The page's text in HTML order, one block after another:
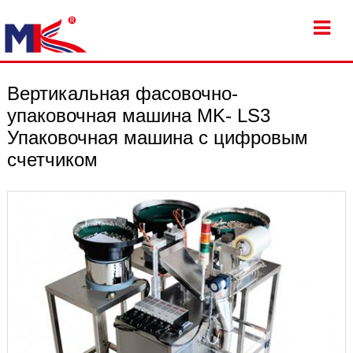
Вертикальная фасовочно-
упаковочная машина MK- LS3
Упаковочная машина с цифровым
счетчиком